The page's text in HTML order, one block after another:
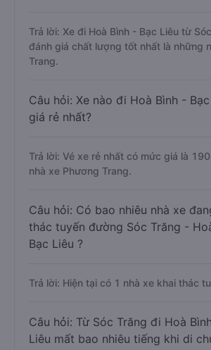
Trả lời: Xe đi Hoà Bình - Bạc Liêu từ
đánh giá chất lượng tốt nhất là những
Trang.
Câu hỏi: Xe nào đi Hoà Bình -
giá rẻ nhất?
Trả lời: Vé xe rẻ nhất có mức giá là
nhà xe Phương Trang.
Câu hỏi: Có bao nhiêu nhà xe
thác tuyến đường Sóc Trăng -
Bạc Liêu ?
Trả lời: Hiện tại có 1 nhà xe khai thác
Câu hỏi: Từ Sóc Trăng đi Hoà
Liêu mất bao nhiêu tiếng khi di